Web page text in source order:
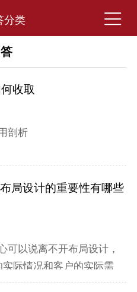

分类 
收取
剖析
局设计的重要性有哪些
可以说离不开布局设计，
际情况和客户的实际需
要环节，所以作为专业装